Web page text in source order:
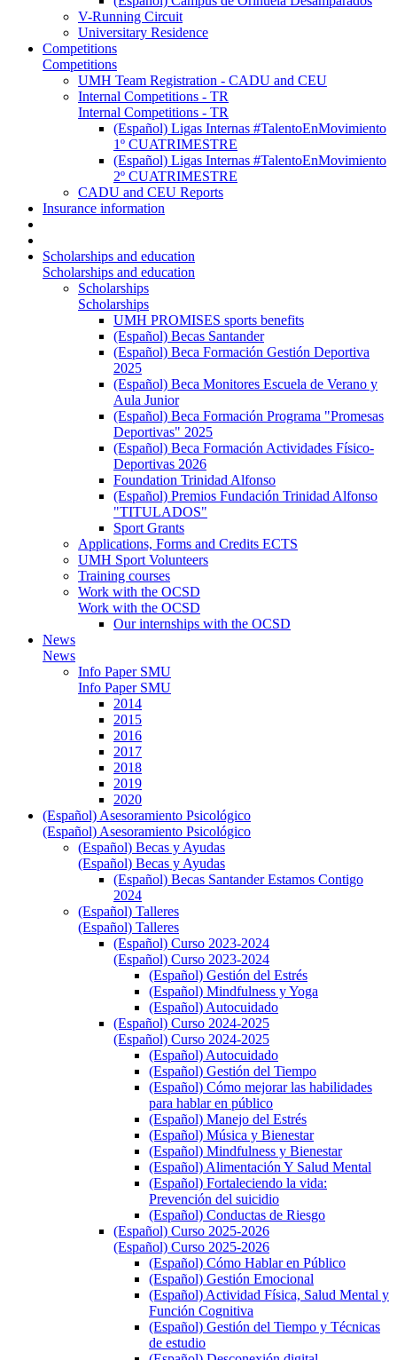
V-Running Circuit
Universitary Residence
Competitions
Competitions
UMH Team Registration - CADU and CEU
Internal Competitions - TR
Internal Competitions - TR
(Español) Ligas Internas #TalentoEnMovimiento
1º CUATRIMESTRE
(Español) Ligas Internas #TalentoEnMovimiento
2º CUATRIMESTRE
CADU and CEU Reports
Insurance information
Scholarships and education
Scholarships and education
Scholarships
Scholarships
UMH PROMISES sports benefits
(Español) Becas Santander
(Español) Beca Formación Gestión Deportiva
2025
(Español) Beca Monitores Escuela de Verano y
Aula Junior
(Español) Beca Formación Programa "Promesas
Deportivas" 2025
(Español) Beca Formación Actividades Físico-
Deportivas 2026
Foundation Trinidad Alfonso
(Español) Premios Fundación Trinidad Alfonso
"TITULADOS"
Sport Grants
Applications, Forms and Credits ECTS
UMH Sport Volunteers
Training courses
Work with the OCSD
Work with the OCSD
Our internships with the OCSD
News
News
Info Paper SMU
Info Paper SMU
2014
2015
2016
2017
2018
2019
2020
(Español) Asesoramiento Psicológico
(Español) Asesoramiento Psicológico
(Español) Becas y Ayudas
(Español) Becas y Ayudas
(Español) Becas Santander Estamos Contigo
2024
(Español) Talleres
(Español) Talleres
(Español) Curso 2023-2024
(Español) Curso 2023-2024
(Español) Gestión del Estrés
(Español) Mindfulness y Yoga
(Español) Autocuidado
(Español) Curso 2024-2025
(Español) Curso 2024-2025
(Español) Autocuidado
(Español) Gestión del Tiempo
(Español) Cómo mejorar las habilidades
para hablar en público
(Español) Manejo del Estrés
(Español) Música y Bienestar
(Español) Mindfulness y Bienestar
(Español) Alimentación Y Salud Mental
(Español) Fortaleciendo la vida:
Prevención del suicidio
(Español) Conductas de Riesgo
(Español) Curso 2025-2026
(Español) Curso 2025-2026
(Español) Cómo Hablar en Público
(Español) Gestión Emocional
(Español) Actividad Física, Salud Mental y
Función Cognitiva
(Español) Gestión del Tiempo y Técnicas
de estudio